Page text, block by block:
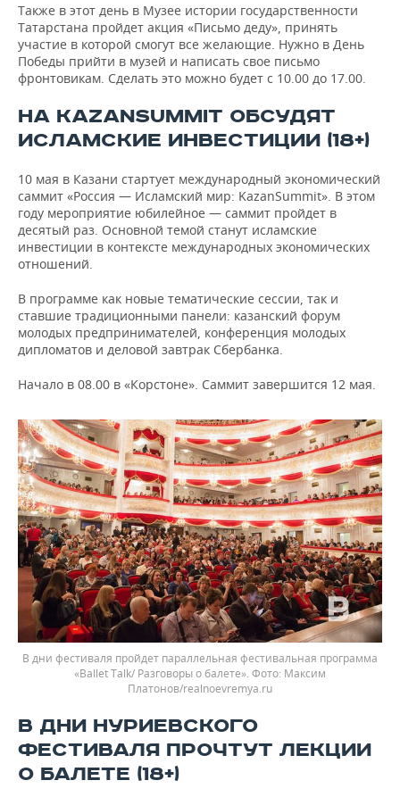
Также в этот день в Музее истории государственности
Татарстана пройдет акция «Письмо деду», принять
участие в которой смогут все желающие. Нужно в День
Победы прийти в музей и написать свое письмо
фронтовикам. Сделать это можно будет с 10.00 до 17.00.
НА KAZANSUMMIT ОБСУДЯТ
ИСЛАМСКИЕ ИНВЕСТИЦИИ (18+)
10 мая в Казани стартует международный экономический
саммит «Россия — Исламский мир: KazanSummit». В этом
году мероприятие юбилейное — саммит пройдет в
десятый раз. Основной темой станут исламские
инвестиции в контексте международных экономических
отношений.
В программе как новые тематические сессии, так и
ставшие традиционными панели: казанский форум
молодых предпринимателей, конференция молодых
дипломатов и деловой завтрак Сбербанка.
Начало в 08.00 в «Корстоне». Саммит завершится 12 мая.
В дни фестиваля пройдет параллельная фестивальная программа
«Ballet Talk/ Разговоры о балете».
Максим
Платонов/realnoevremya.ru
В ДНИ НУРИЕВСКОГО
ФЕСТИВАЛЯ ПРОЧТУТ ЛЕКЦИИ
О БАЛЕТЕ (18+)